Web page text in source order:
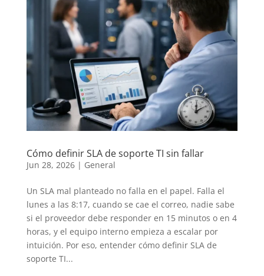
Cómo definir SLA de soporte TI sin fallar
Jun 28, 2026| General
Un SLA mal planteado no falla en el papel. Falla el
lunes a las 8:17, cuando se cae el correo, nadie sabe
si el proveedor debe responder en 15 minutos o en 4
horas, y el equipo interno empieza a escalar por
intuición. Por eso, entender cómo definir SLA de
soporte TI...